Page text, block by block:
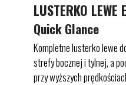
LUSTERKO
Quick Glance
Kompletne lusterko lewe
strefy bocznej i tylnej, a
przy wyższych